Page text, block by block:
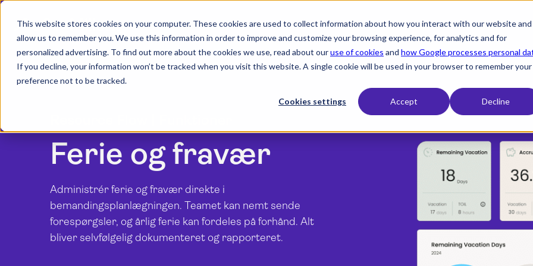
This website stores cookies on your computer. These cookies are used to collect information about how you interact with our website and
allow us to remember you. We use this information in order to improve and customize your browsing experience, for analytics and for
personalized advertising. To find out more about the cookies we use, read about ouruse of cookies and how Google processes personal
If you decline, your information won’t be tracked when you visit this website. A single cookie will be used in your browser to remember your
preference not to be tracked.
Cookies settings Accept Decline
Produktexpand_more Brancherexpand_more Ressourcerexpand_more
Ferie og fravær
Administrér ferie og fravær direkte i
bemandingsplanlægningen. Teamet kan nemt sende
forespørgsler, og årlig ferie kan fordeles på forhånd. Alt
bliver selvfølgelig dokumenteret og rapporteret.